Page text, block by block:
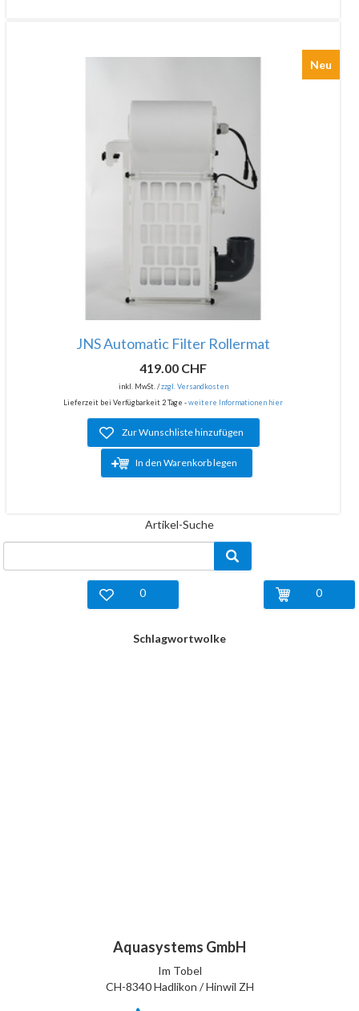
Neu
JNS Automatic Filter Rollermat
419.00 CHF
inkl. MwSt. /zzgl. Versandkosten
Lieferzeit bei Verfügbarkeit 2 Tage -weitere Informationen hier
Zur Wunschliste hinzufügen
In den Warenkorb legen
Artikel-Suche
0
0
Schlagwortwolke
Aquasystems GmbH
Im Tobel
CH-8340 Hadlikon / Hinwil ZH